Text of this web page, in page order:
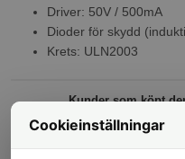
Driver: 50V / 500mA
Dioder för skydd
Krets: ULN2003
Kunder som köpt
Cookieinställningar